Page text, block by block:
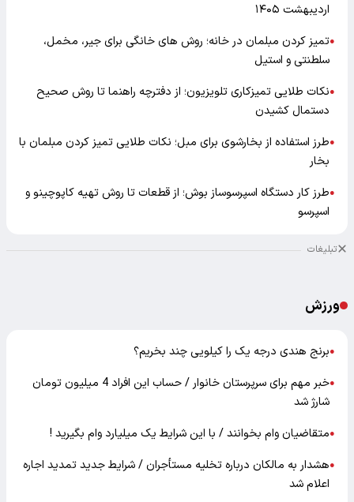
اردیبهشت ۱۴۰۵
●تمیز کردن مبلمان در خانه؛ روش های خانگی برای جیر، مخمل،
سلطنتی و استیل
●نکات طلایی تمیزکاری تلویزیون؛ از دفترچه راهنما تا روش صحیح
دستمال کشیدن
●طرز استفاده از بخارشوی برای مبل؛ نکات طلایی تمیز کردن مبلمان با
بخار
●طرز کار دستگاه اسپرسوساز بوش؛ از قطعات تا روش تهیه کاپوچینو و
اسپرسو
تبلیغات
ورزش
●برنج هندی درجه یک را کیلویی چند بخریم؟
●
خبر مهم برای سرپرستان خانوار / حساب این افراد 4 میلیون تومان
شارژ شد
●متقاضیان وام بخوانند / با این شرایط یک میلیارد وام بگیرید !
●هشدار به مالکان درباره تخلیه مستأجران / شرایط جدید تمدید اجاره
اعلام شد